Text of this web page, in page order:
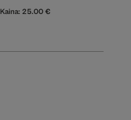
Kaina: 25.00 €